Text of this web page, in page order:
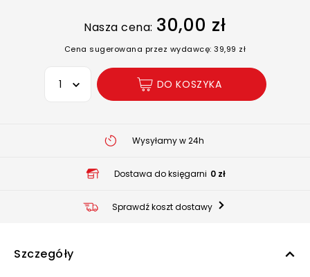
Nasza cena: 30,00 zł
Cena sugerowana przez wydawcę: 39,99 zł
Wybierz opcję
DO KOSZYKA
Wysyłamy w 24h
Dostawa do księgarni 0 zł
Sprawdź koszt dostawy
Szczegóły